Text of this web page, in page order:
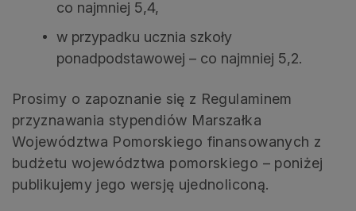
co najmniej 5,4,
w przypadku ucznia szkoły
ponadpodstawowej – co najmniej 5,2.
Prosimy o zapoznanie się z Regulaminem
przyznawania stypendiów Marszałka
Województwa Pomorskiego finansowanych z
budżetu województwa pomorskiego – poniżej
publikujemy jego wersję ujednoliconą.